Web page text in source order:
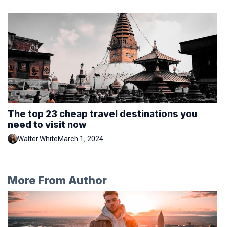
The top 23 cheap travel destinations you
need to visit now
Walter WhiteMarch 1, 2024
More From Author